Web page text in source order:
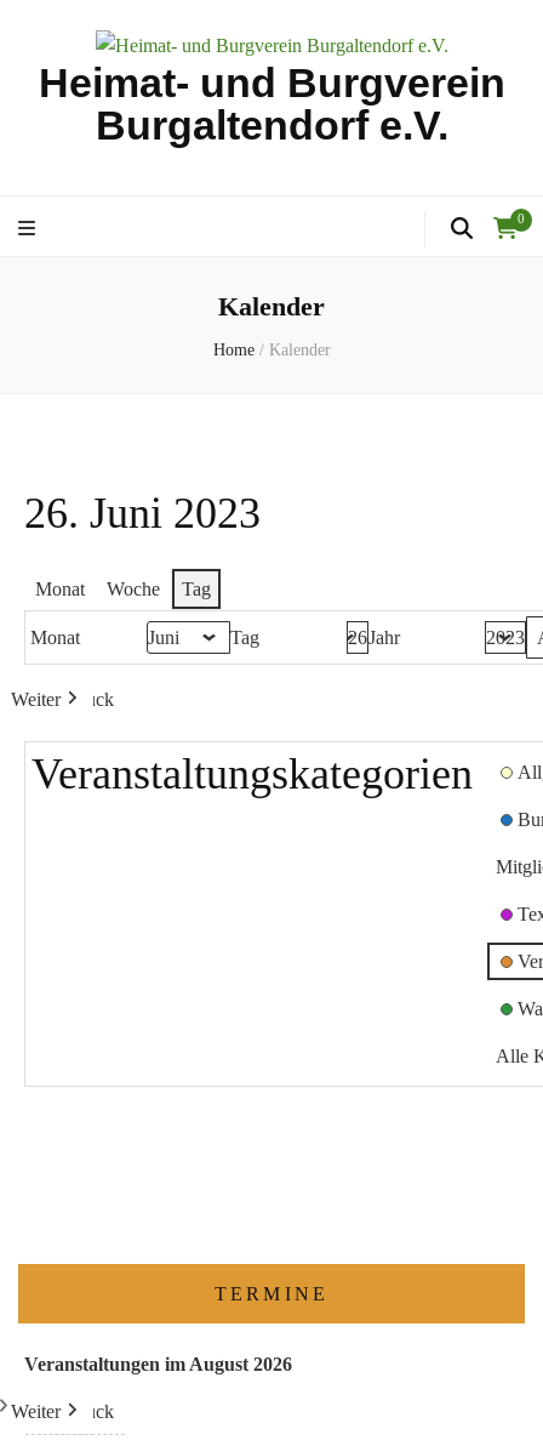
Heimat- und Burgverein
Burgaltendorf e.V.
0
Kalender
Home / Kalender
26. Juni 2023
Monat Woche Tag
Monat Tag Jahr
Zurück
Heute
Weiter
Veranstaltungskategorien
Alle
TERMINE
Veranstaltungen im August 2026
Zurück
Heute
Weiter